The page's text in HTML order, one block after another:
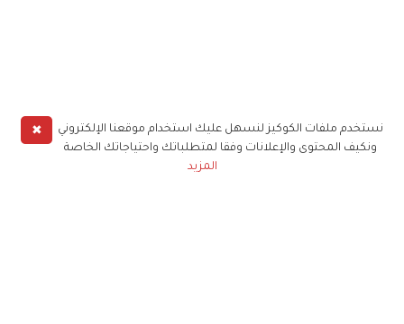
✖
نستخدم ملفات الكوكيز لنسهل عليك استخدام موقعنا الإلكتروني
ونكيف المحتوى والإعلانات وفقا لمتطلباتك واحتياجاتك الخاصة
المزيد